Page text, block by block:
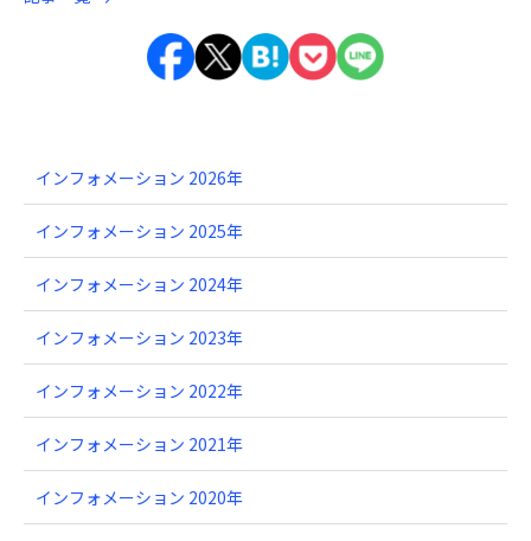
インフォメーション 2026年
インフォメーション 2025年
インフォメーション 2024年
インフォメーション 2023年
インフォメーション 2022年
インフォメーション 2021年
インフォメーション 2020年